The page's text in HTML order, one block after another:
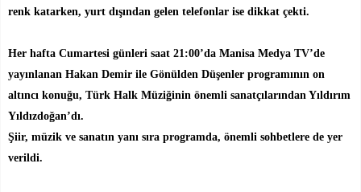
renk katarken, yurt dışından gelen telefonlar ise dikkat çekti.
Her hafta Cumartesi günleri saat 21:00’da Manisa Medya TV’de
yayınlanan Hakan Demir ile Gönülden Düşenler programının on
altıncı konuğu, Türk Halk Müziğinin önemli sanatçılarından Yıldırım
Yıldızdoğan’dı.
Şiir, müzik ve sanatın yanı sıra programda, önemli sohbetlere de yer
verildi.